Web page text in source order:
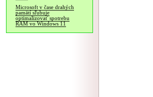
Microsoft v čase drahých
pamätí sľubuje
optimalizovať spotrebu
RAM vo Windows 11